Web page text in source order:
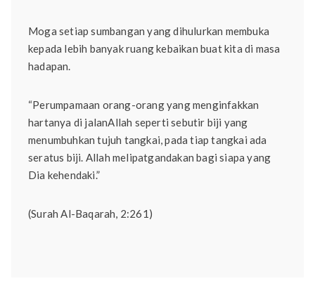
Moga setiap sumbangan yang dihulurkan membuka
kepada lebih banyak ruang kebaikan buat kita di masa
hadapan.
“Perumpamaan orang-orang yang menginfakkan
hartanya di jalanAllah seperti sebutir biji yang
menumbuhkan tujuh tangkai, pada tiap tangkai ada
seratus biji. Allah melipatgandakan bagi siapa yang
Dia kehendaki.”
(Surah Al-Baqarah, 2:261)